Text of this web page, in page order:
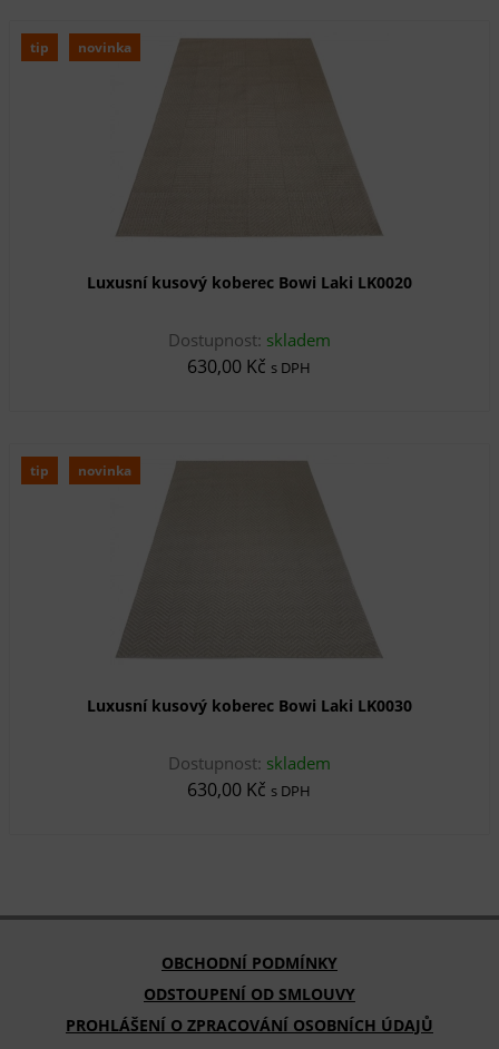
tip novinka
Luxusní kusový koberec Bowi Laki LK0020
Dostupnost: skladem
630,00 Kč s DPH
tip novinka
Luxusní kusový koberec Bowi Laki LK0030
Dostupnost: skladem
630,00 Kč s DPH
OBCHODNÍ PODMÍNKY
ODSTOUPENÍ OD SMLOUVY
PROHLÁŠENÍ O ZPRACOVÁNÍ OSOBNÍCH ÚDAJŮ